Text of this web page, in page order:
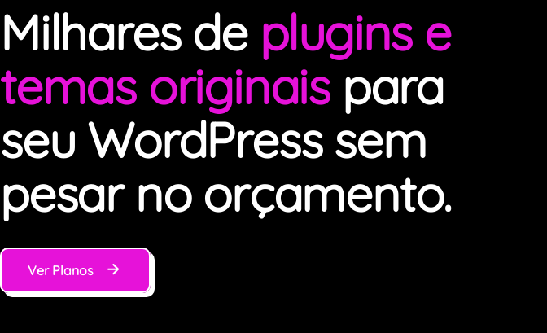
Milhares de plugins e
temas originaispara
seu WordPress sem
pesar no orçamento.
Ver Planos